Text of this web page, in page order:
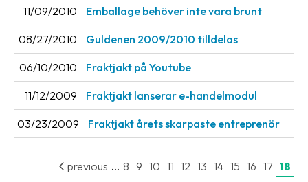
News
archive
Contact
us
Terms
Terms
conditions
11/09/2010 Emballage behöver inte vara brunt
08/27/2010 Guldenen 2009/2010 tilldelas
06/10/2010 Fraktjakt på Youtube
11/12/2009 Fraktjakt lanserar e-handelmodul
03/23/2009 Fraktjakt årets skarpaste entreprenör
previous ... 8 9 10 11 12 13 14 15 16 17 18